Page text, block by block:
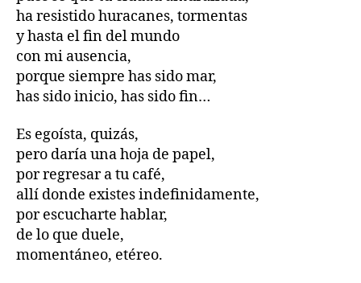
ha resistido huracanes, tormentas
y hasta el fin del mundo
con mi ausencia,
porque siempre has sido mar,
has sido inicio, has sido fin…
Es egoísta, quizás,
pero daría una hoja de papel,
por regresar a tu café,
allí donde existes indefinidamente,
por escucharte hablar,
de lo que duele,
momentáneo, etéreo.